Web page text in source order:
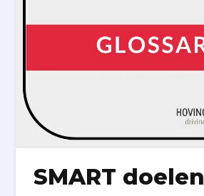
SMART doelen